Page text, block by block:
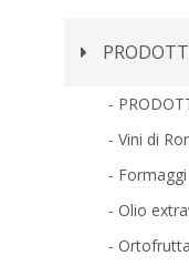
Vini di
Olio